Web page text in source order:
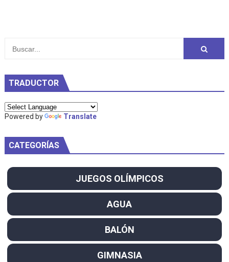
TRADUCTOR
Powered by Translate
CATEGORÍAS
JUEGOS OLÍMPICOS
AGUA
BALÓN
GIMNASIA